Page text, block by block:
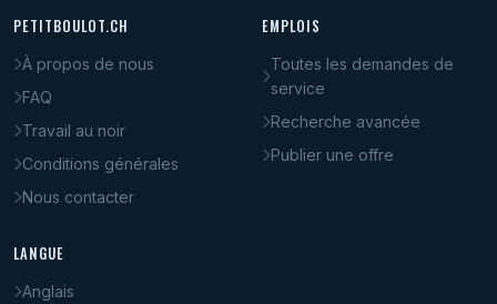
PETITBOULOT.CH
À propos de nous
FAQ
Travail au noir
Conditions générales
Nous contacter
EMPLOIS
Toutes les demandes de
service
Recherche avancée
Publier une offre
LANGUE
Anglais